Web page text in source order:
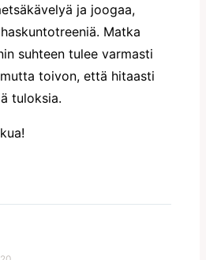
ja joogaa,
Matka
suhteen tulee varmasti
toivon, että hitaasti
tuloksia.